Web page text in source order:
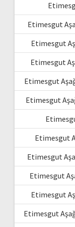
Etimesgut
Etimesgut
Etimesgut
Etimesgut
Etimesgut
Etimesgut
Etimesgut
Etimesgut
Etimesgut
Etimesgut